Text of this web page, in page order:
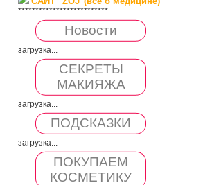
**************************
Новости
загрузка...
СЕКРЕТЫ
МАКИЯЖА
загрузка...
ПОДСКАЗКИ
загрузка...
ПОКУПАЕМ
КОСМЕТИКУ